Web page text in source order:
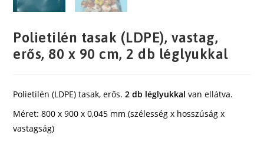
Polietilén tasak (LDPE), vastag,
erős, 80 x 90 cm, 2 db léglyukkal
Polietilén (LDPE) tasak, erős.2 db léglyukkal van ellátva.
Méret: 800 x 900 x 0,045 mm (szélesség x hosszúság x
vastagság)